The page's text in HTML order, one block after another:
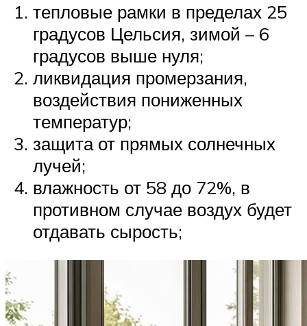
тепловые рамки в пределах 25
градусов Цельсия, зимой – 6
градусов выше нуля;
ликвидация промерзания,
воздействия пониженных
температур;
защита от прямых солнечных
лучей;
влажность от 58 до 72%, в
противном случае воздух будет
отдавать сырость;